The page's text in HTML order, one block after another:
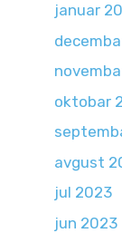
januar
oktobar
avgust
jul 2023
jun 2023